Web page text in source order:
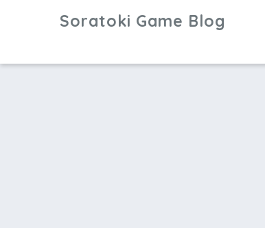
Soratoki Game Blog